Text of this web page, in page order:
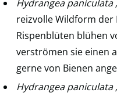
Hydrangea paniculata
reizvolle Wildform der
Rispenblüten blühen
verströmen sie einen
gerne von Bienen
Hydrangea paniculata